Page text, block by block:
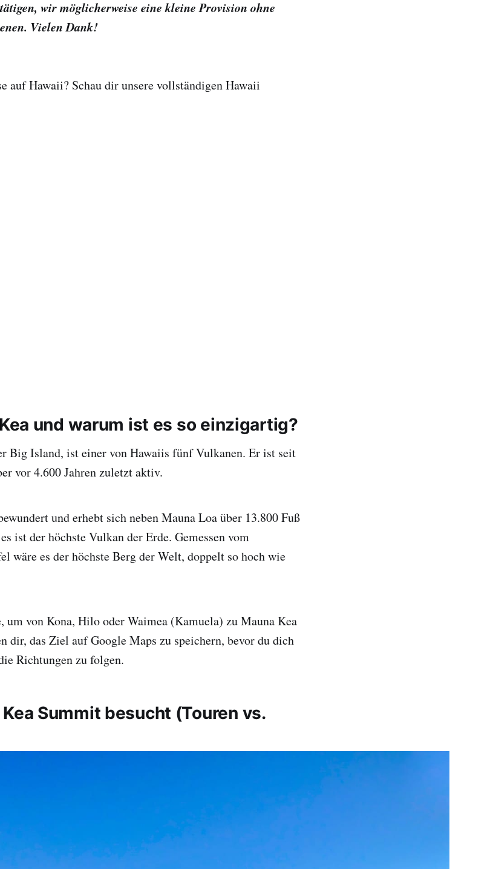
wir möglicherweise eine kleine Provision ohne
Vielen Dank!
auf Hawaii? Schau dir unsere vollständigen Hawaii
und warum ist es so einzigartig?
Big Island, ist einer von Hawaiis fünf Vulkanen. Er ist seit
vor 4.600 Jahren zuletzt aktiv.
und erhebt sich neben Mauna Loa über 13.800 Fuß
ist der höchste Vulkan der Erde. Gemessen vom
wäre es der höchste Berg der Welt, doppelt so hoch wie
um von Kona, Hilo oder Waimea (Kamuela) zu Mauna Kea
dir, das Ziel auf Google Maps zu speichern, bevor du dich
Richtungen zu folgen.
Summit besucht (Touren vs.